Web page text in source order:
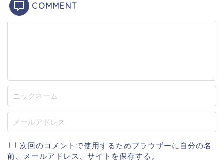
COMMENT
次回のコメントで使用するためブラウザーに自分の名
前、メールアドレス、サイトを保存する。